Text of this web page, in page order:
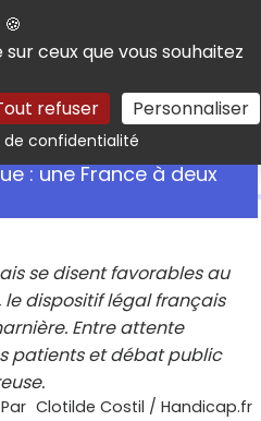
ceux que vous souhaitez
refuser Personnaliser
de confidentialitéRechercher
: une France à deux
se disent favorables au
dispositif légal français
Entre attente
patients et débat public
Clotilde Costil / Handicap.fr